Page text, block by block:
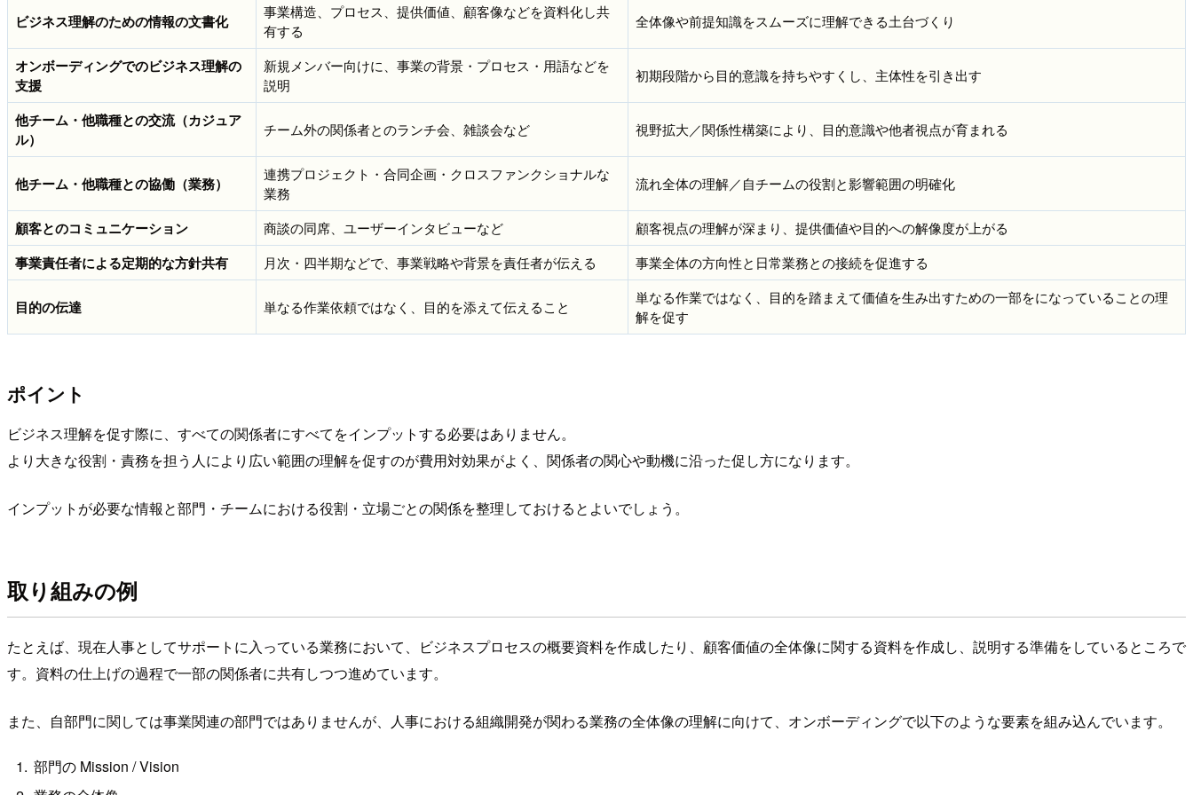
ビジネス理解のための情報の文書化
事業構造、プロセス、提供価値、顧客像などを資料化し共
有する
全体像や前提知識をスムーズに理解できる土台づくり
オンボーディングでのビジネス理解の
支援
新規メンバー向けに、事業の背景・プロセス・用語などを
説明
初期段階から目的意識を持ちやすくし、主体性を引き出す
他チーム・他職種との交流（カジュア
ル）
チーム外の関係者とのランチ会、雑談会など 視野拡大／関係性構築により、目的意識や他者視点が育まれる
他チーム・他職種との協働（業務）
連携プロジェクト・合同企画・クロスファンクショナルな
業務
流れ全体の理解／自チームの役割と影響範囲の明確化
顧客とのコミュニケーション 商談の同席、ユーザーインタビューなど 顧客視点の理解が深まり、提供価値や目的への解像度が上がる
事業責任者による定期的な方針共有 月次・四半期などで、事業戦略や背景を責任者が伝える 事業全体の方向性と日常業務との接続を促進する
目的の伝達 単なる作業依頼ではなく、目的を添えて伝えること
単なる作業ではなく、目的を踏まえて価値を生み出すための一部をになっていることの理
解を促す
ポイント
ビジネス理解を促す際に、すべての関係者にすべてをインプットする必要はありません。
より大きな役割・責務を担う人により広い範囲の理解を促すのが費用対効果がよく、関係者の関心や動機に沿った促し方になります。
インプットが必要な情報と部門・チームにおける役割・立場ごとの関係を整理しておけるとよいでしょう。
取り組みの例
たとえば、現在人事としてサポートに入っている業務において、ビジネスプロセスの概要資料を作成したり、顧客価値の全体像に関する資料を作成し、説明する準備をしているところで
す。資料の仕上げの過程で一部の関係者に共有しつつ進めています。
また、自部門に関しては事業関連の部門ではありませんが、人事における組織開発が関わる業務の全体像の理解に向けて、オンボーディングで以下のような要素を組み込んでいます。
部門の Mission / Vision